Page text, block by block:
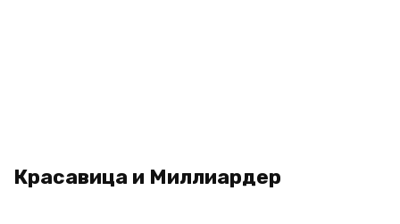
Красавица и Миллиардер